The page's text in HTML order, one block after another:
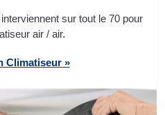
sur tout le 70 pour
air / air.
Climatiseur »